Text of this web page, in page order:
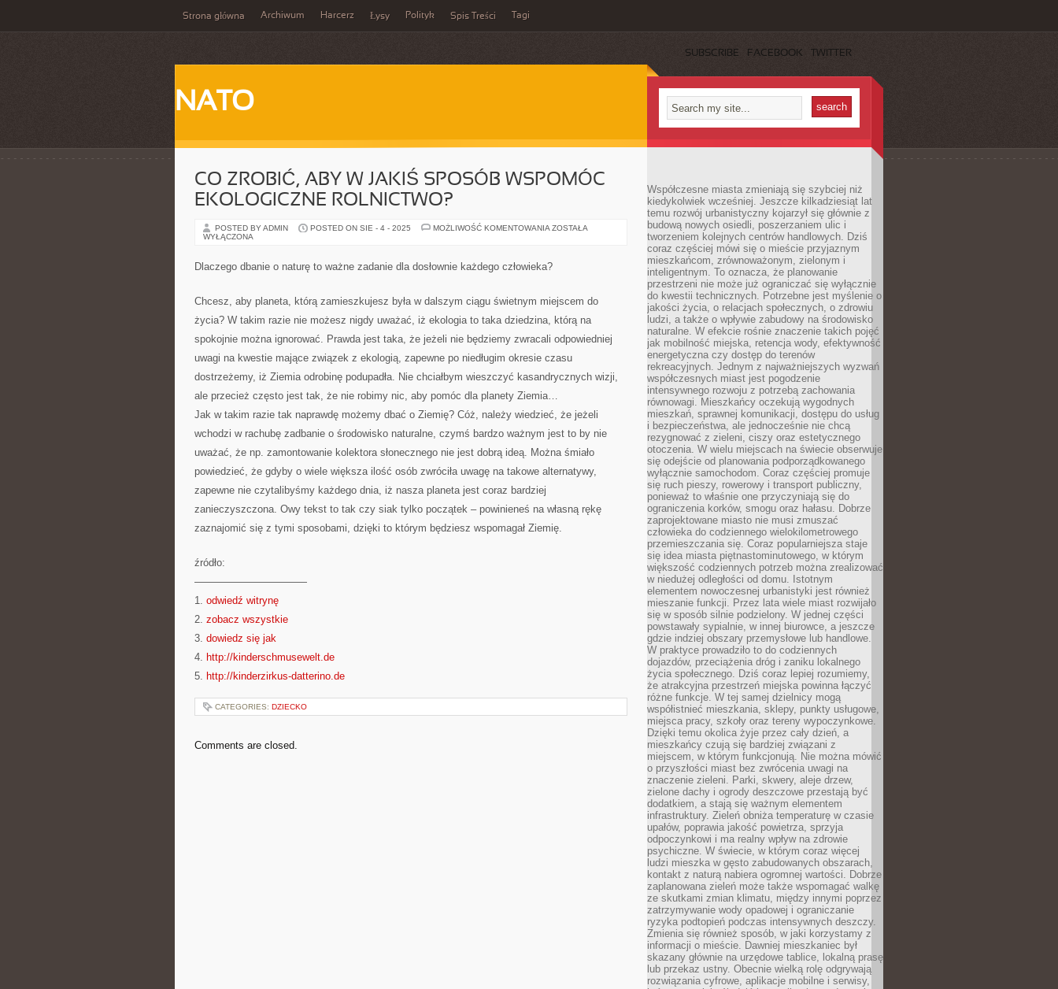
Strona główna Archiwum Harcerz Łysy Polityk Spis Treści Tagi
SUBSCRIBE FACEBOOK TWITTER
NATO
CO ZROBIĆ, ABY W JAKIŚ SPOSÓB WSPOMÓC
EKOLOGICZNE ROLNICTWO?
POSTED BY ADMIN POSTED ON SIE - 4 - 2025 MOŻLIWOŚĆ KOMENTOWANIA CO
JAKIŚ
ROLNICTWO?
ZOSTAŁA
WYŁĄCZONA
Dlaczego dbanie o naturę to ważne zadanie dla dosłownie każdego człowieka?
Chcesz, aby planeta, którą zamieszkujesz była w dalszym ciągu świetnym miejscem do
życia? W takim razie nie możesz nigdy uważać, iż ekologia to taka dziedzina, którą na
spokojnie można ignorować. Prawda jest taka, że jeżeli nie będziemy zwracali odpowiedniej
uwagi na kwestie mające związek z ekologią, zapewne po niedługim okresie czasu
dostrzeżemy, iż Ziemia odrobinę podupadła. Nie chciałbym wieszczyć kasandrycznych wizji,
ale przecież często jest tak, że nie robimy nic, aby pomóc dla planety Ziemia…
Jak w takim razie tak naprawdę możemy dbać o Ziemię? Cóż, należy wiedzieć, że jeżeli
wchodzi w rachubę zadbanie o środowisko naturalne, czymś bardzo ważnym jest to by nie
uważać, że np. zamontowanie kolektora słonecznego nie jest dobrą ideą. Można śmiało
powiedzieć, że gdyby o wiele większa ilość osób zwróciła uwagę na takowe alternatywy,
zapewne nie czytalibyśmy każdego dnia, iż nasza planeta jest coraz bardziej
zanieczyszczona. Owy tekst to tak czy siak tylko początek – powinieneś na własną rękę
zaznajomić się z tymi sposobami, dzięki to którym będziesz wspomagał Ziemię.
źródło:
———————————
1. odwiedź witrynę
2. zobacz wszystkie
3. dowiedz się jak
4. http://kinderschmusewelt.de
5. http://kinderzirkus-datterino.de
CATEGORIES: DZIECKO
Comments are closed.
Współczesne miasta zmieniają się szybciej niż
kiedykolwiek wcześniej. Jeszcze kilkadziesiąt lat
temu rozwój urbanistyczny kojarzył się głównie z
budową nowych osiedli, poszerzaniem ulic i
tworzeniem kolejnych centrów handlowych. Dziś
coraz częściej mówi się o mieście przyjaznym
mieszkańcom, zrównoważonym, zielonym i
inteligentnym. To oznacza, że planowanie
przestrzeni nie może już ograniczać się wyłącznie
do kwestii technicznych. Potrzebne jest myślenie o
jakości życia, o relacjach społecznych, o zdrowiu
ludzi, a także o wpływie zabudowy na środowisko
naturalne. W efekcie rośnie znaczenie takich pojęć
jak mobilność miejska, retencja wody, efektywność
energetyczna czy dostęp do terenów
rekreacyjnych. Jednym z najważniejszych wyzwań
współczesnych miast jest pogodzenie
intensywnego rozwoju z potrzebą zachowania
równowagi. Mieszkańcy oczekują wygodnych
mieszkań, sprawnej komunikacji, dostępu do usług
i bezpieczeństwa, ale jednocześnie nie chcą
rezygnować z zieleni, ciszy oraz estetycznego
otoczenia. W wielu miejscach na świecie obserwuje
się odejście od planowania podporządkowanego
wyłącznie samochodom. Coraz częściej promuje
się ruch pieszy, rowerowy i transport publiczny,
ponieważ to właśnie one przyczyniają się do
ograniczenia korków, smogu oraz hałasu. Dobrze
zaprojektowane miasto nie musi zmuszać
człowieka do codziennego wielokilometrowego
przemieszczania się. Coraz popularniejsza staje
się idea miasta piętnastominutowego, w którym
większość codziennych potrzeb można zrealizować
w niedużej odległości od domu. Istotnym
elementem nowoczesnej urbanistyki jest również
mieszanie funkcji. Przez lata wiele miast rozwijało
się w sposób silnie podzielony. W jednej części
powstawały sypialnie, w innej biurowce, a jeszcze
gdzie indziej obszary przemysłowe lub handlowe.
W praktyce prowadziło to do codziennych
dojazdów, przeciążenia dróg i zaniku lokalnego
życia społecznego. Dziś coraz lepiej rozumiemy,
że atrakcyjna przestrzeń miejska powinna łączyć
różne funkcje. W tej samej dzielnicy mogą
współistnieć mieszkania, sklepy, punkty usługowe,
miejsca pracy, szkoły oraz tereny wypoczynkowe.
Dzięki temu okolica żyje przez cały dzień, a
mieszkańcy czują się bardziej związani z
miejscem, w którym funkcjonują. Nie można mówić
o przyszłości miast bez zwrócenia uwagi na
znaczenie zieleni. Parki, skwery, aleje drzew,
zielone dachy i ogrody deszczowe przestają być
dodatkiem, a stają się ważnym elementem
infrastruktury. Zieleń obniża temperaturę w czasie
upałów, poprawia jakość powietrza, sprzyja
odpoczynkowi i ma realny wpływ na zdrowie
psychiczne. W świecie, w którym coraz więcej
ludzi mieszka w gęsto zabudowanych obszarach,
kontakt z naturą nabiera ogromnej wartości. Dobrze
zaplanowana zieleń może także wspomagać walkę
ze skutkami zmian klimatu, między innymi poprzez
zatrzymywanie wody opadowej i ograniczanie
ryzyka podtopień podczas intensywnych deszczy.
Zmienia się również sposób, w jaki korzystamy z
informacji o mieście. Dawniej mieszkaniec był
skazany głównie na urzędowe tablice, lokalną prasę
lub przekaz ustny. Obecnie wielką rolę odgrywają
rozwiązania cyfrowe, aplikacje mobilne i serwisy,